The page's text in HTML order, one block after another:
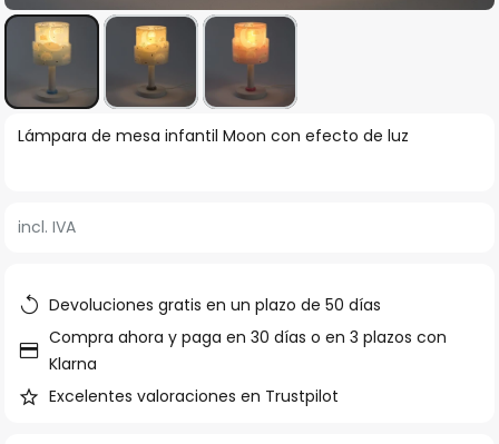
Saltar
la
imágenes
Lámpara de mesa infantil Moon con efecto de luz
incl. IVA
Devoluciones gratis en un plazo de 50 días
Compra ahora y paga en 30 días o en 3 plazos con
Klarna
Excelentes valoraciones en Trustpilot